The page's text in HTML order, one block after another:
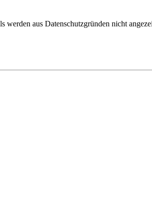
werden aus Datenschutzgründen nicht